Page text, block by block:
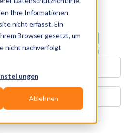
Ihre Informationen
nicht erfasst. Ein
Browser gesetzt, um
nicht nachverfolgt
Ablehnen
Bands, Catering, ...